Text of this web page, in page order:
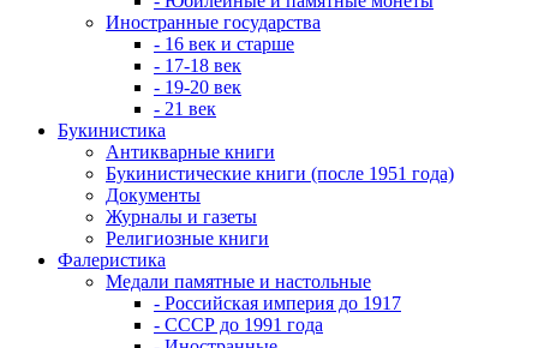
Иностранные государства
- 16 век и старше
- 17-18 век
- 19-20 век
- 21 век
Букинистика
Антикварные книги
Букинистические книги (после 1951 года)
Документы
Журналы и газеты
Религиозные книги
Фалеристика
Медали памятные и настольные
- Российская империя до 1917
- СССР до 1991 года